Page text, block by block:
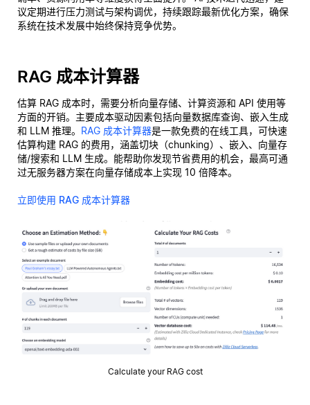
议定期进行压力测试与架构调优，持续跟踪最新优化方案，确保
系统在技术发展中始终保持竞争优势。
RAG 成本计算器
估算 RAG 成本时，需要分析向量存储、计算资源和 API 使用等
方面的开销。主要成本驱动因素包括向量数据库查询、嵌入生成
和 LLM 推理。 RAG 成本计算器是一款免费的在线工具，可快速
估算构建 RAG 的费用，涵盖切块（chunking）、嵌入、向量存
储/搜索和 LLM 生成。能帮助你发现节省费用的机会，最高可通
过无服务器方案在向量存储成本上实现 10 倍降本。
立即使用 RAG 成本计算器
Calculate your RAG cost